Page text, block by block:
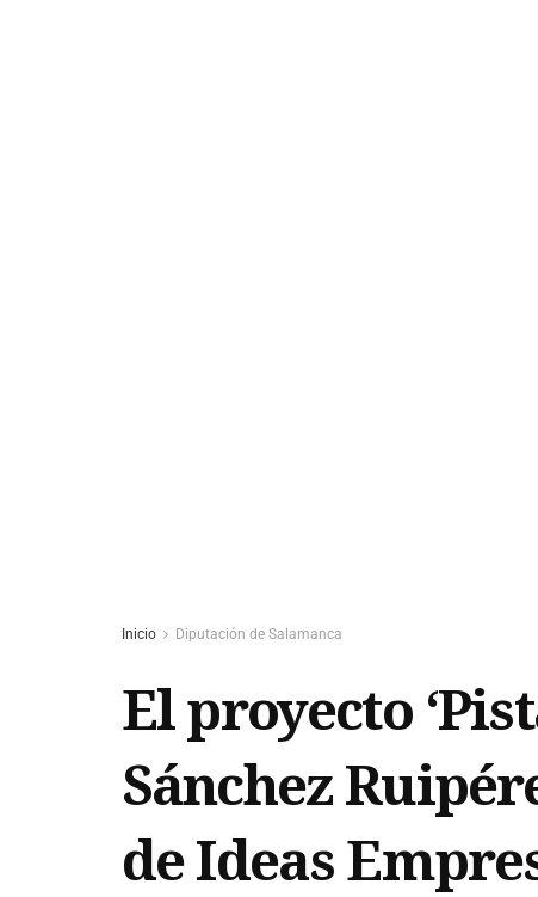
Inicio Diputación de Salamanca
El proyecto
Sánchez
de Ideas